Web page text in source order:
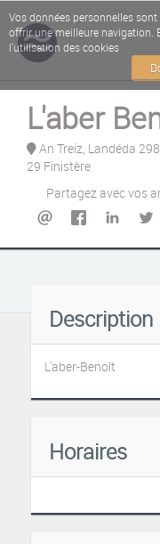
L'aber
An Treiz, Landéda
29 Finistère
Partagez avec vos
Description
L'aber-Benoît
Horaires
Vos données personnelles
offrir une meilleure navigation.
l'utilisation des cookies